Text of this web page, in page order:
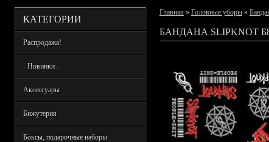
КАТЕГОРИИ
Распродажа!
- Новинки -
Аксессуары
Бижутерия
Боксы, подарочные наборы
Главная » Головные уборы »
БАНДАНА SLIPKNOT